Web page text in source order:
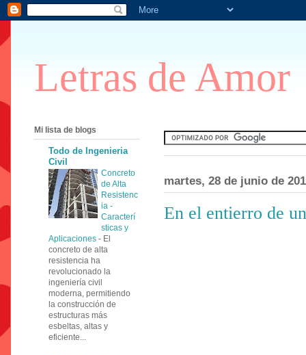
Letras de Amor
martes, 28 de junio de
En el entierro de
Mi lista de blogs
Todo de Ingenieria
Civil
Concreto
de Alta
Resistenc
ia -
Caracterí
sticas y
Aplicaciones - El
concreto de alta
resistencia ha
revolucionado la
ingeniería civil
moderna, permitiendo
la construcción de
estructuras más
esbeltas, altas y
eficiente...